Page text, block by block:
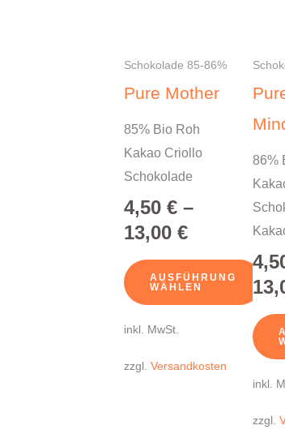
Schokolade 85-86%
Pure Mother
85% Bio Roh
Kakao Criollo
Schokolade
4,50 €–
13,00 €
AUSFÜHRUNG
WÄHLEN
auf.
Die
können
auf
der
Produktseite
gewählt
inkl. MwSt.
zzgl. Versandkosten
86%
auf.
Die
auf
der
inkl.
zzgl.